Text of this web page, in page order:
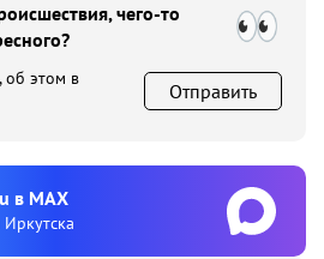
чего-то
об этом в
Отправить
в MAX